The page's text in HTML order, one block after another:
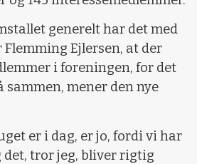
generelt har det med
Ejlersen, at der
i foreningen, for det
mener den nye
er i dag, er jo, fordi vi har
det, tror jeg, bliver rigtig